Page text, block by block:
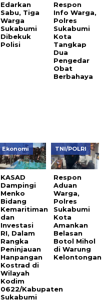
Edarkan
Sabu, Tiga
Warga
Sukabumi
Dibekuk
Polisi
Respon
Info Warga,
Polres
Sukabumi
Kota
Tangkap
Dua
Pengedar
Obat
Berbahaya
Ekonomi
KASAD
Dampingi
Menko
Bidang
Kemaritiman
dan
Investasi
RI, Dalam
Rangka
Peninjauan
Hanpangan
Kostrad di
Wilayah
Kodim
0622/Kabupaten
Sukabumi
TNI/POLRI
Respon
Aduan
Warga,
Polres
Sukabumi
Kota
Amankan
Belasan
Botol Mihol
di Warung
Kelontongan